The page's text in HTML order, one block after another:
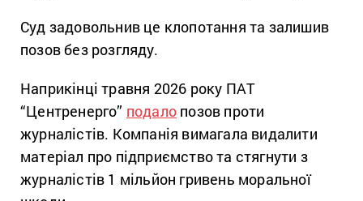
Суд задовольнив це клопотання та залишив
позов без розгляду.
Наприкінці травня 2026 року ПАТ
“Центренерго” подало позов проти
журналістів. Компанія вимагала видалити
матеріал про підприємство та стягнути з
журналістів 1 мільйон гривень моральної